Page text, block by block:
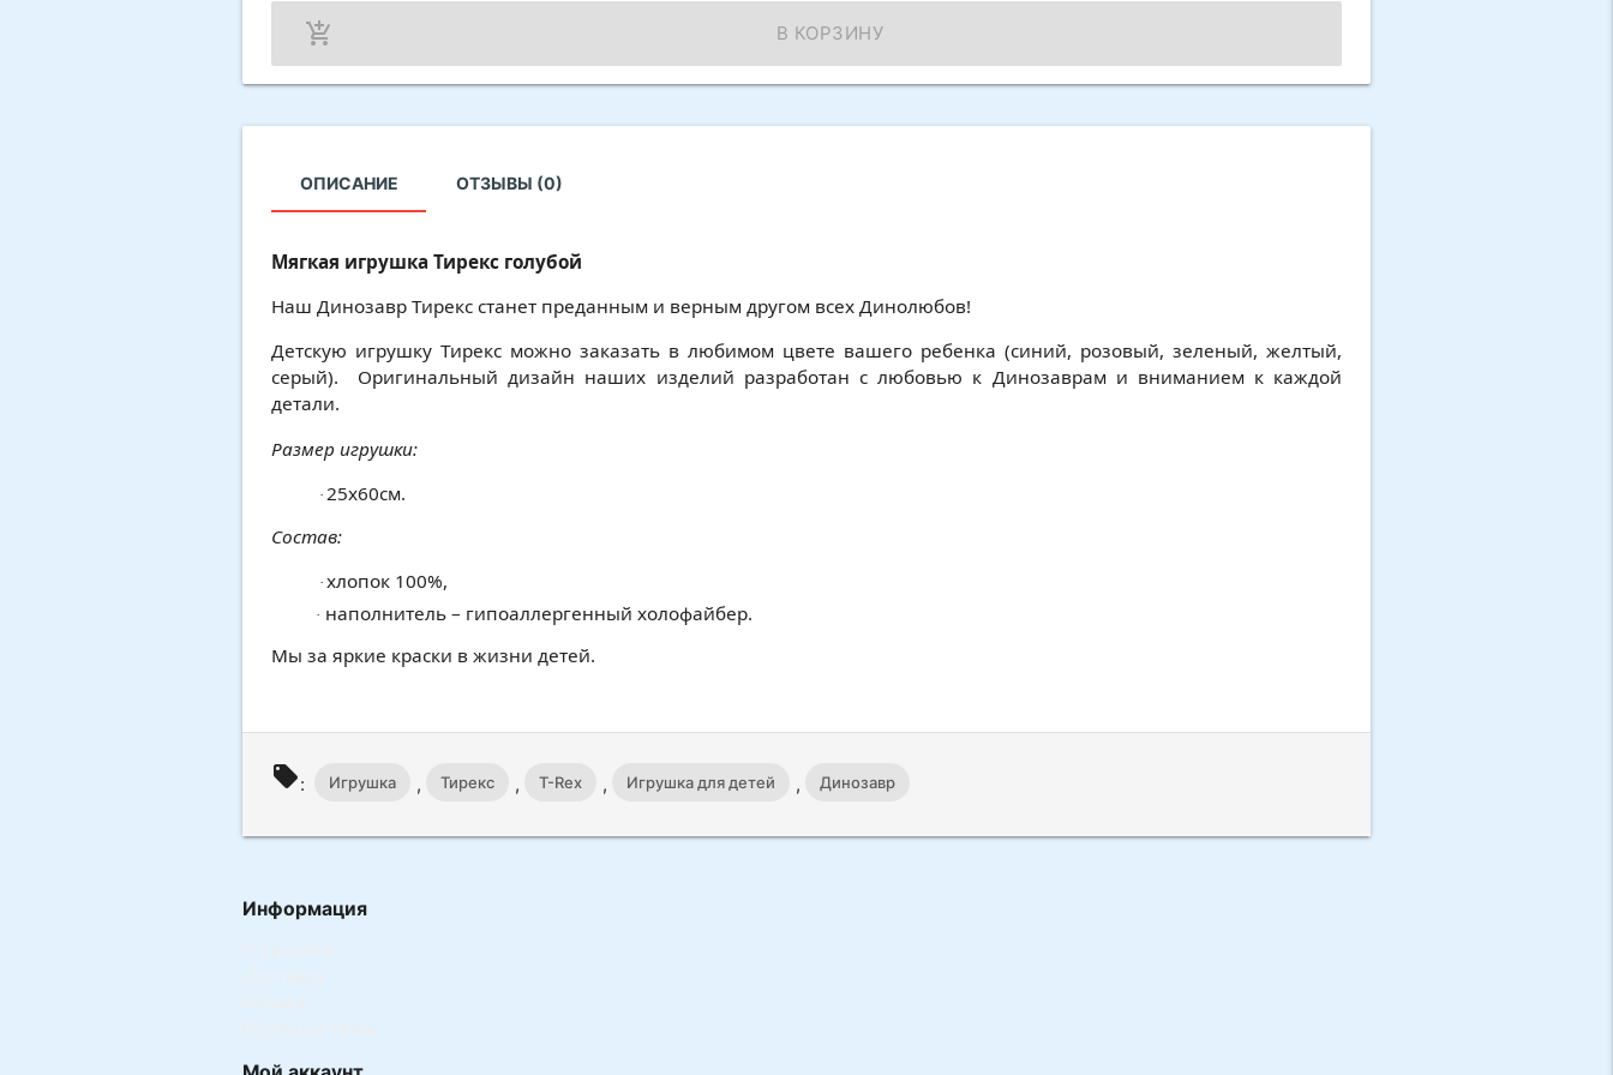
add_shopping_cart В КОРЗИНУ
ОПИСАНИЕ ОТЗЫВЫ (0)
Мягкая игрушка Тирекс голубой
Наш Динозавр Тирекс станет преданным и верным другом всех Динолюбов!
Детскую игрушку Тирекс можно заказать в любимом цвете вашего ребенка (синий, розовый, зеленый, желтый,
серый). Оригинальный дизайн наших изделий разработан с любовью к Динозаврам и вниманием к каждой
детали.
Размер игрушки:
· 25х60см.
Состав:
· хлопок 100%,
· наполнитель – гипоаллергенный холофайбер.
Мы за яркие краски в жизни детей.
local_offer: Игрушка , Тирекс , T-Rex , Игрушка для детей , Динозавр
Информация